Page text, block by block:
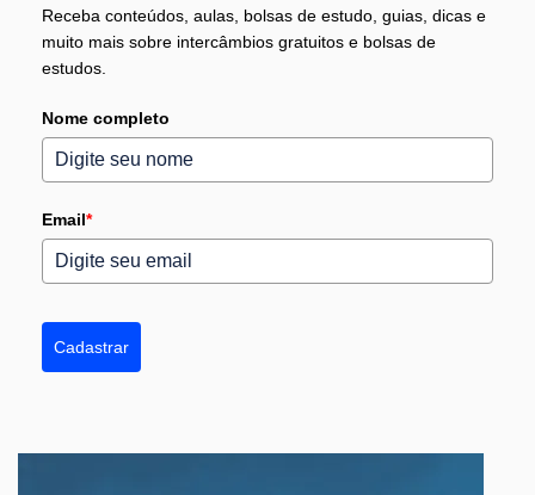
Receba conteúdos, aulas, bolsas de estudo, guias, dicas e
muito mais sobre intercâmbios gratuitos e bolsas de
estudos.
Nome completo
Email*
Cadastrar